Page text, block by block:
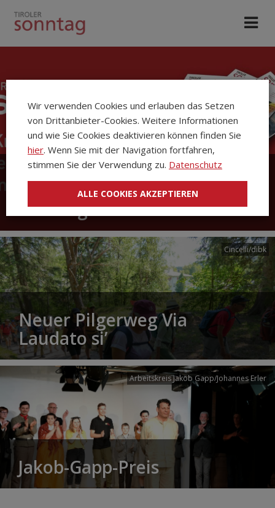
Die Kirchenzeitung Tiroler
Sonntag
Cincelli/dibk
Neuer Pilgerweg Via
Laudato si’
Arbeitskreis Jakob Gapp/Johannes Erler
Jakob-Gapp-Preis
Wir verwenden Cookies und erlauben das Setzen
von Drittanbieter-Cookies. Weitere Informationen
und wie Sie Cookies deaktivieren können finden Sie
hier. Wenn Sie mit der Navigation fortfahren,
stimmen Sie der Verwendung zu. Datenschutz
ALLE COOKIES AKZEPTIEREN